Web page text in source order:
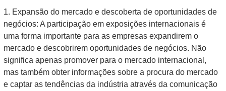
1. Expansão do mercado e descoberta de oportunidades de
negócios: A participação em exposições internacionais é
uma forma importante para as empresas expandirem o
mercado e descobrirem oportunidades de negócios. Não
significa apenas promover para o mercado internacional,
mas também obter informações sobre a procura do mercado
e captar as tendências da indústria através da comunicação